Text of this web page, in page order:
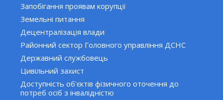
Запобігання проявам корупції
Земельні питання
Децентралізація влади
Районний сектор Головного управління ДСНС
Державний службовець
Цивільний захист
Доступність об'єктів фізичного оточення до
потреб осіб з інвалідністю